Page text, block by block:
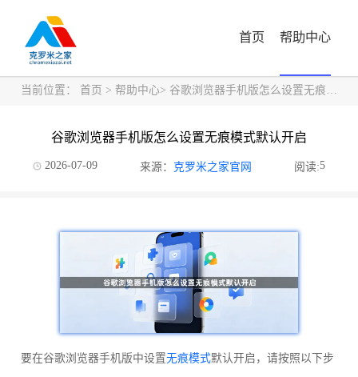
首页 帮助中心
当前位置： 首页 > 帮助中心> 谷歌浏览器手机版怎么设置无痕模式默认开启
谷歌浏览器手机版怎么设置无痕模式默认开启
2026-07-09 来源： 克罗米之家官网 阅读:5
要在谷歌浏览器手机版中设置无痕模式默认开启，请按照以下步